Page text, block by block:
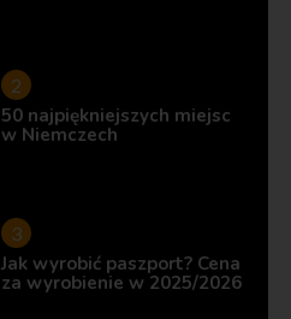
50 najpiękniejszych miejsc
w Niemczech
Jak wyrobić paszport? Cena
za wyrobienie w 2025/2026